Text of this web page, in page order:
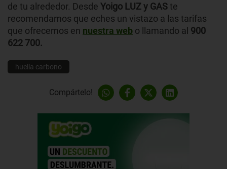
de tu alrededor. Desde Yoigo LUZ y GASte
recomendamos que eches un vistazo a las tarifas
que ofrecemos en nuestra web o llamando al 900
622 700.
huella carbono
Compártelo!